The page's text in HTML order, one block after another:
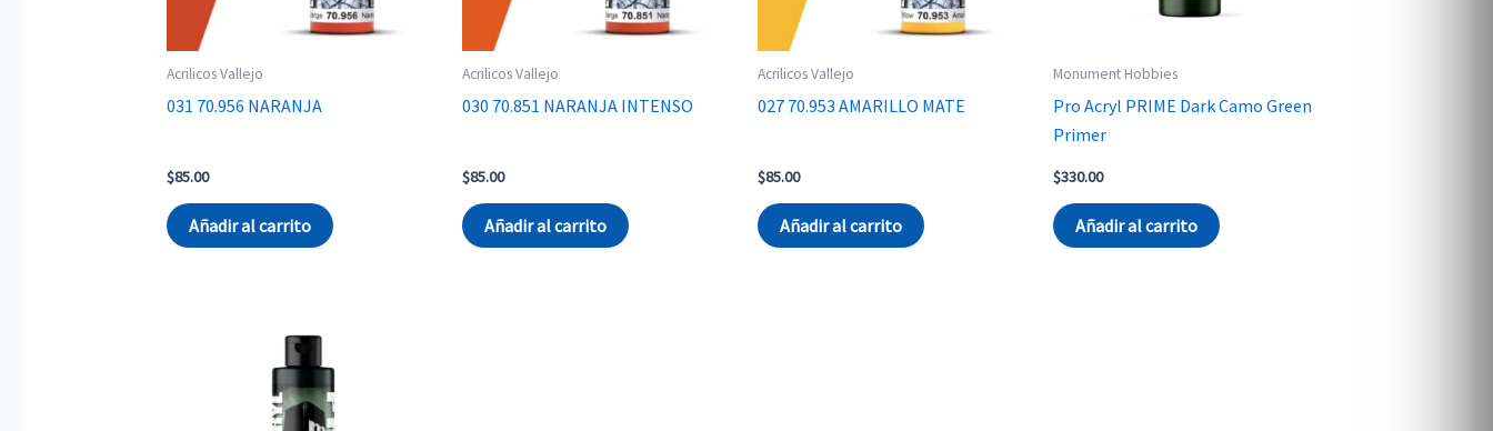
Acrilicos Vallejo
031 70.956 NARANJA
$85.00
Añadir al carrito
Acrilicos Vallejo
030 70.851 NARANJA INTENSO
$85.00
Añadir al carrito
Acrilicos Vallejo
027 70.953 AMARILLO MATE
$85.00
Añadir al carrito
Monument Hobbies
Pro Acryl PRIME Dark Camo Green
Primer
$330.00
Añadir al carrito